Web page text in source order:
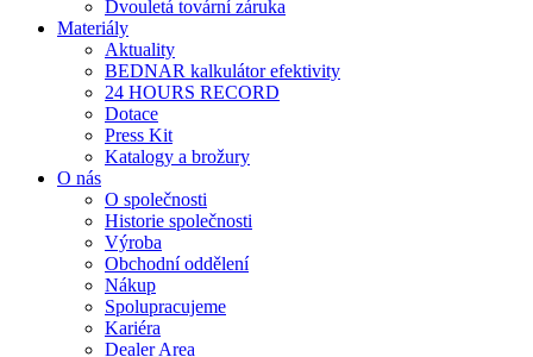
Dvouletá tovární záruka
Materiály
Aktuality
BEDNAR kalkulátor efektivity
24 HOURS RECORD
Dotace
Press Kit
Katalogy a brožury
O nás
O společnosti
Historie společnosti
Výroba
Obchodní oddělení
Nákup
Spolupracujeme
Kariéra
Dealer Area